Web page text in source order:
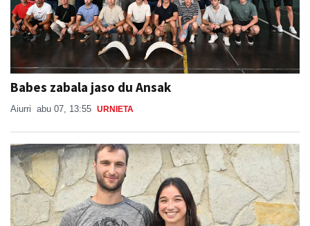
Babes zabala jaso du Ansak
Aiurri abu 07, 13:55 URNIETA